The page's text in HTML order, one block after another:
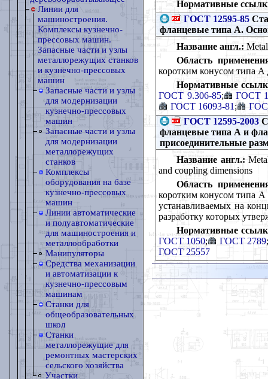
Линии для
машиностроения.
Комплексы кузнечно-
прессовых машин.
Запасные части и узлы
металлорежущих станков
и кузнечно-прессовых
машин
Запасные части и узлы
для модернизации
кузнечно-прессовых
машин
Запасные части и узлы
для модернизации
металлорежущих
станков
Комплексы
оборудования на базе
кузнечно-прессовых
машин
Линии автоматические
и полуавтоматические
для машиностроения и
металлообработки
Манипуляторы
Средства механизации
и автоматизации к
кузнечно-прессовым
машинам
Станки для
общеобразовательных
школ
Станки
металлорежущие для
ремонтных мастерских
сельского хозяйства
Участки
Нормативные
ГОСТ 12595-85
фланцевые типа А.
Название англ.:
Область
коротким конусом типа
Нормативные
ГОСТ 9.306-85;
ГОСТ
ГОСТ 16093-81 ;
ГОСТ 12595-2003
фланцевые типа А и
присоединительные
Название англ.:
and coupling dimensions
Область
коротким конусом типа
устанавливаемых на
разработку которых
Нормативные
ГОСТ 1050; ГОСТ 2789
ГОСТ 25557